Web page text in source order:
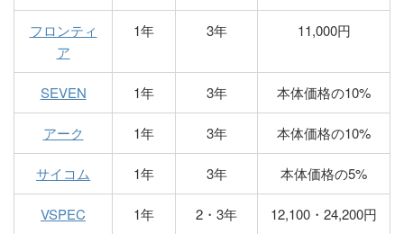
フロンティ
ア
1年 3年 11,000円
SEVEN 1年 3年 本体価格の10%
アーク 1年 3年 本体価格の10%
サイコム 1年 3年 本体価格の5%
VSPEC 1年 2・3年 12,100・24,200円